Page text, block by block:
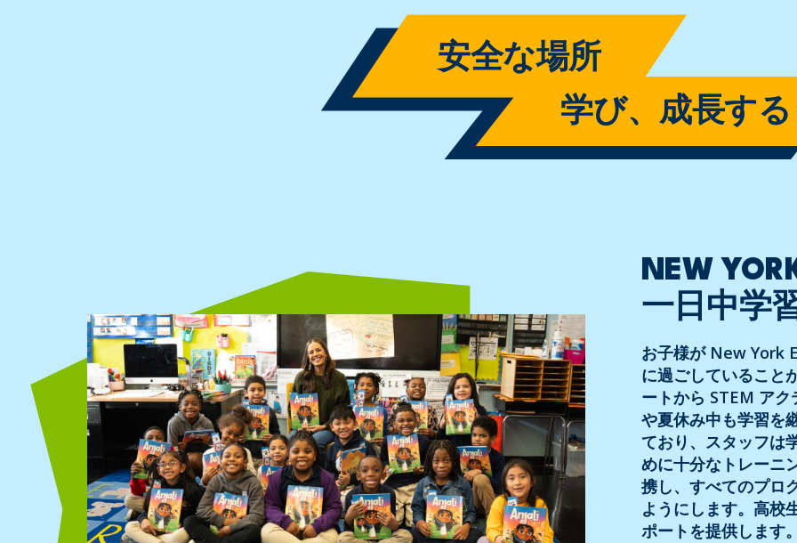
安全な場所
学び、成長する
NEW
一日中学
お子様が New York
に過ごしていること
ートから STEM ア
や夏休み中も学習を
ており、スタッフは
めに十分なトレーニ
携し、すべてのプロ
ようにします。高校
ポートを提供します